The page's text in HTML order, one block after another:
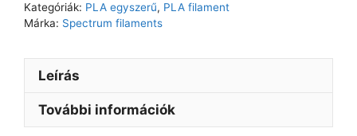
Kategóriák: PLA egyszerű, PLA filament
Márka: Spectrum filaments
Leírás
További információk